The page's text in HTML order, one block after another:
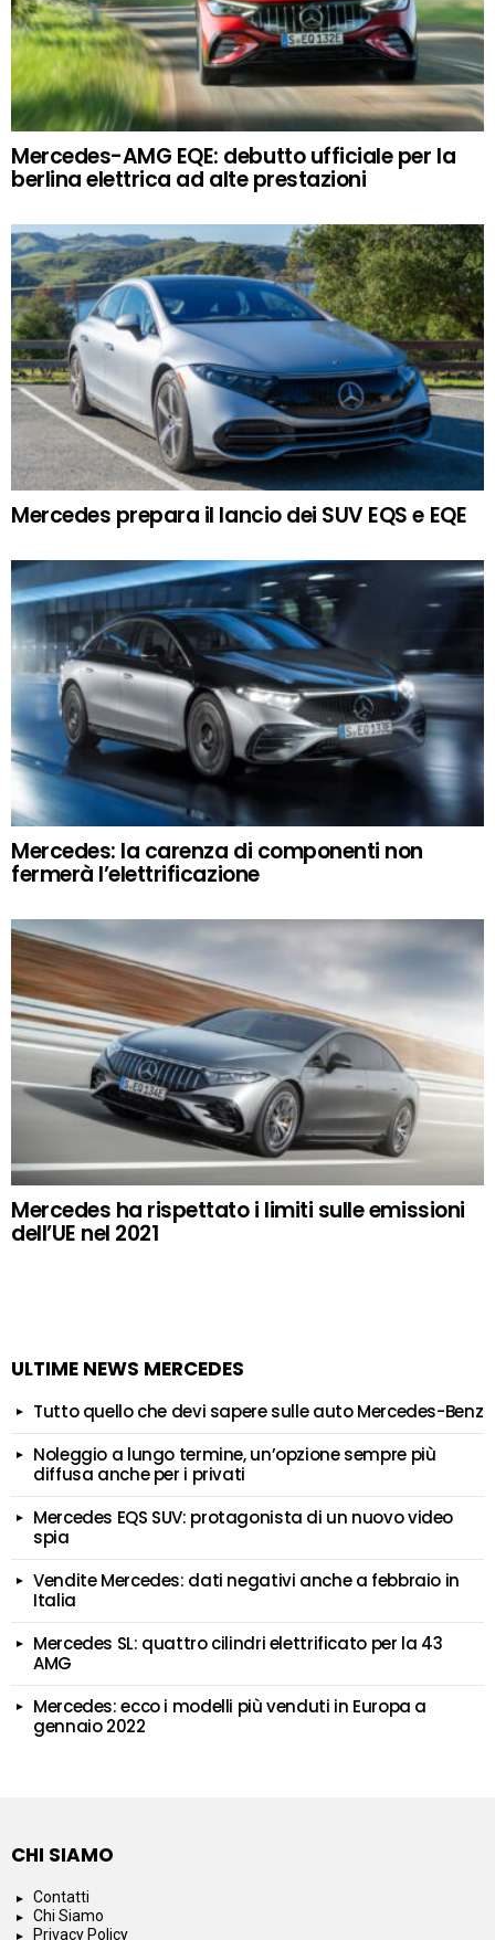
Mercedes-AMG EQE: debutto ufficiale per la
berlina elettrica ad alte prestazioni
Mercedes prepara il lancio dei SUV EQS e EQE
Mercedes: la carenza di componenti non
fermerà l’elettrificazione
Mercedes ha rispettato i limiti sulle emissioni
dell’UE nel 2021
ULTIME NEWS MERCEDES
Tutto quello che devi sapere sulle auto Mercedes-Benz
Noleggio a lungo termine, un’opzione sempre più
diffusa anche per i privati
Mercedes EQS SUV: protagonista di un nuovo video
spia
Vendite Mercedes: dati negativi anche a febbraio in
Italia
Mercedes SL: quattro cilindri elettrificato per la 43
AMG
Mercedes: ecco i modelli più venduti in Europa a
gennaio 2022
CHI SIAMO
Contatti
Chi Siamo
Privacy Policy